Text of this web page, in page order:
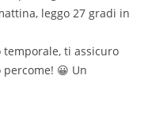
leggo 27 gradi in
ti assicuro
😀 Un